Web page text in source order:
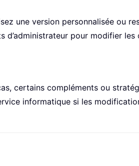
une version personnalisée ou
d’administrateur pour modifier les
certains compléments ou
informatique si les